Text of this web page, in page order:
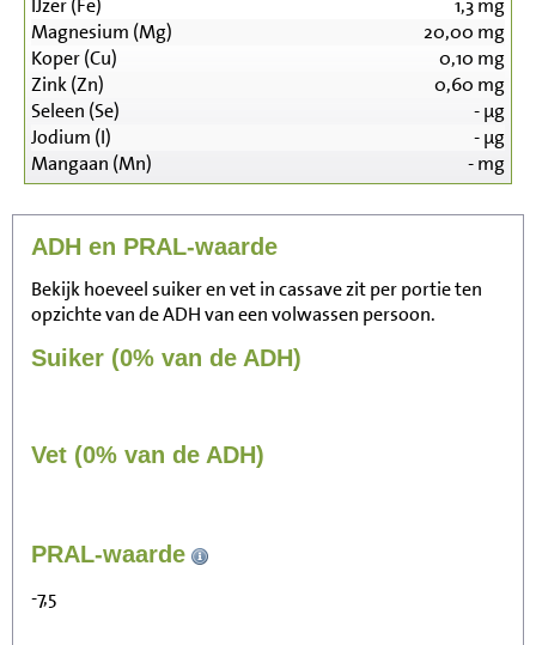
IJzer (Fe)
1,3mg
Magnesium (Mg)
20,00 mg
Koper (Cu)
0,10 mg
Zink (Zn)
0,60 mg
Seleen (Se)
-µg
Jodium (I)
-µg
Mangaan (Mn)
-mg
ADH en PRAL-waarde
Bekijk hoeveel suiker en vet in cassave zit per portie ten
opzichte van de ADH van een volwassen persoon.
Suiker (0% van de ADH)
Vet (0% van de ADH)
PRAL-waarde
-7,5
Zitten, tv kijken